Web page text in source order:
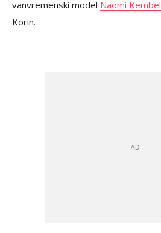
vanvremenski model Naomi Kembel
Korin.